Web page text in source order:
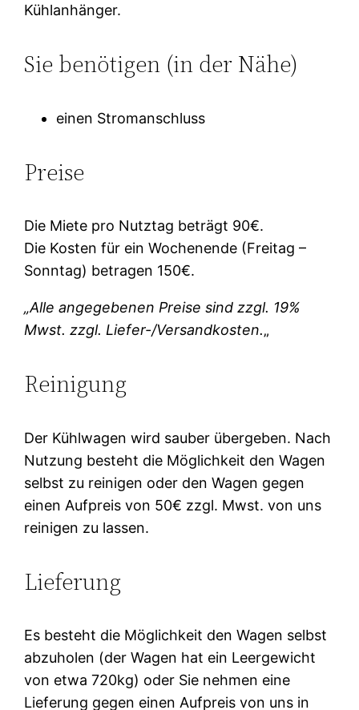
Kühlanhänger.
Sie benötigen (in der Nähe)
einen Stromanschluss
Preise
Die Miete pro Nutztag beträgt 90€.
Die Kosten für ein Wochenende (Freitag –
Sonntag) betragen 150€.
„Alle angegebenen Preise sind zzgl. 19%
Mwst. zzgl. Liefer-/Versandkosten.„
Reinigung
Der Kühlwagen wird sauber übergeben. Nach
Nutzung besteht die Möglichkeit den Wagen
selbst zu reinigen oder den Wagen gegen
einen Aufpreis von 50€ zzgl. Mwst. von uns
reinigen zu lassen.
Lieferung
Es besteht die Möglichkeit den Wagen selbst
abzuholen (der Wagen hat ein Leergewicht
von etwa 720kg) oder Sie nehmen eine
Lieferung gegen einen Aufpreis von uns in